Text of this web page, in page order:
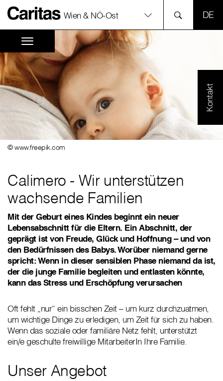
Wien & NÖ-Ost
Kontakt
© www.freepik.com
Calimero - Wir unterstützen
wachsende Familien
Mit der Geburt eines Kindes beginnt ein neuer
Lebensabschnitt für die Eltern. Ein Abschnitt, der
geprägt ist von Freude, Glück und Hoffnung – und von
den Bedürfnissen des Babys. Worüber niemand gerne
spricht: Wenn in dieser sensiblen Phase niemand da ist,
der die junge Familie begleiten und entlasten könnte,
kann das Stress und Erschöpfung verursachen
Oft fehlt „nur“ ein bisschen Zeit – um kurz durchzuatmen,
um wichtige Dinge zu erledigen, um Zeit für sich zu haben.
Wenn das soziale oder familiäre Netz fehlt, unterstützt
ein/e geschulte freiwillige MitarbeiterIn Ihre Familie.
Unser Angebot